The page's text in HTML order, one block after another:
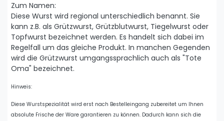
Zum Namen:
Diese Wurst wird regional unterschiedlich benannt. Sie
kann z.B. als Grützwurst, Grützblutwurst, Tiegelwurst oder
Topfwurst bezeichnet werden. Es handelt sich dabei im
Regelfall um das gleiche Produkt. In manchen Gegenden
wird die Grützwurst umgangssprachlich auch als "Tote
Oma" bezeichnet.
Hinweis:
Diese Wurstspezialität wird erst nach Bestelleingang zubereitet um Ihnen
absolute Frische der Ware garantieren zu können. Dadurch kann sich die